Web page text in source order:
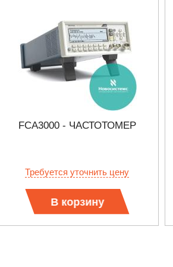
FCA3000 - ЧАСТОТОМЕР
Требуется уточнить цену
В корзину